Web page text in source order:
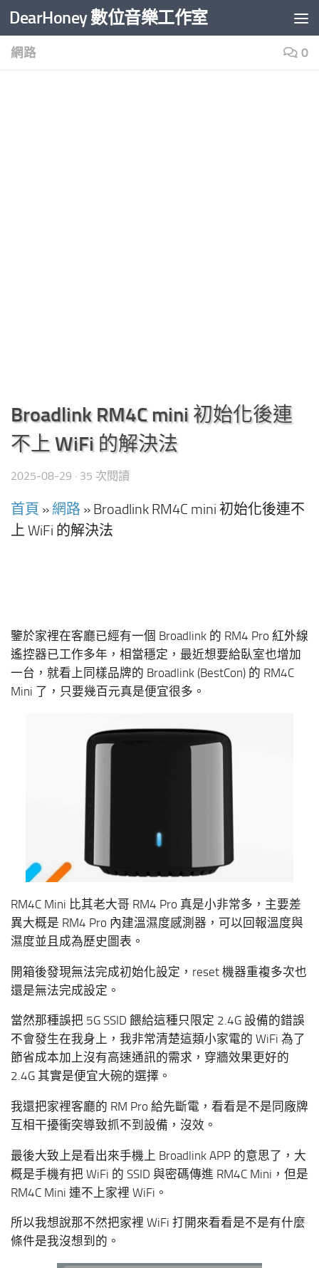
Skip to content
DearHoney 數位音樂工作室
網路 0
Broadlink RM4C mini 初始化後連
不上 WiFi 的解決法
2025-08-29 · 35 次閱讀
首頁 » 網路 » Broadlink RM4C mini 初始化後連不
上 WiFi 的解決法
鑒於家裡在客廳已經有一個 Broadlink 的 RM4 Pro 紅外線
遙控器已工作多年，相當穩定，最近想要給臥室也增加
一台，就看上同樣品牌的 Broadlink (BestCon) 的 RM4C
Mini 了，只要幾百元真是便宜很多。
RM4C Mini 比其老大哥 RM4 Pro 真是小非常多，主要差
異大概是 RM4 Pro 內建溫濕度感測器，可以回報溫度與
濕度並且成為歷史圖表。
開箱後發現無法完成初始化設定，reset 機器重複多次也
還是無法完成設定。
當然那種誤把 5G SSID 餵給這種只限定 2.4G 設備的錯誤
不會發生在我身上，我非常清楚這類小家電的 WiFi 為了
節省成本加上沒有高速通訊的需求，穿牆效果更好的
2.4G 其實是便宜大碗的選擇。
我還把家裡客廳的 RM Pro 給先斷電，看看是不是同廠牌
互相干擾衝突導致抓不到設備，沒效。
最後大致上是看出來手機上 Broadlink APP 的意思了，大
概是手機有把 WiFi 的 SSID 與密碼傳進 RM4C Mini，但是
RM4C Mini 連不上家裡 WiFi。
所以我想說那不然把家裡 WiFi 打開來看看是不是有什麼
條件是我沒想到的。